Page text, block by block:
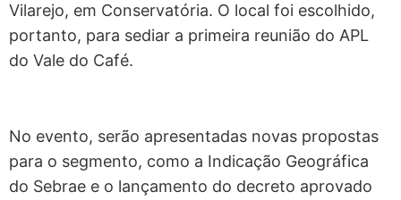
Vilarejo, em Conservatória. O local foi escolhido,
portanto, para sediar a primeira reunião do APL
do Vale do Café.
No evento, serão apresentadas novas propostas
para o segmento, como a Indicação Geográfica
do Sebrae e o lançamento do decreto aprovado